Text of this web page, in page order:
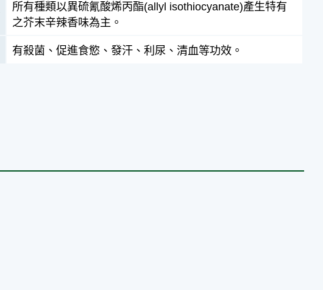
所有種類以異硫氰酸烯丙酯(allyl isothiocyanate)產生特有
之芥末辛辣香味為主。
有殺菌、促進食慾、發汗、利尿、清血等功效。